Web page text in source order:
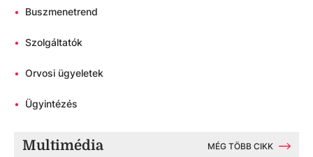
• Buszmenetrend
• Szolgáltatók
• Orvosi ügyeletek
• Ügyintézés
Multimédia MÉG TÖBB CIKK